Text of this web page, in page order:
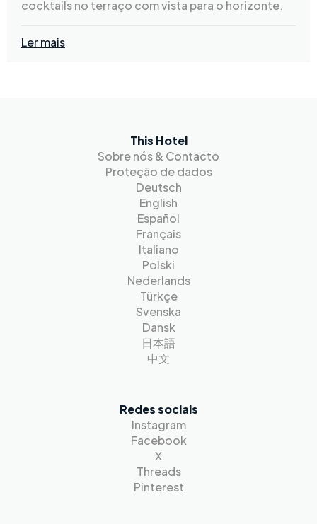
cocktails no terraço com vista para o horizonte.
Ler mais
This Hotel
Sobre nós & Contacto
Proteção de dados
Deutsch
English
Español
Français
Italiano
Polski
Nederlands
Türkçe
Svenska
Dansk
日本語
中文
Redes sociais
Instagram
Facebook
X
Threads
Pinterest